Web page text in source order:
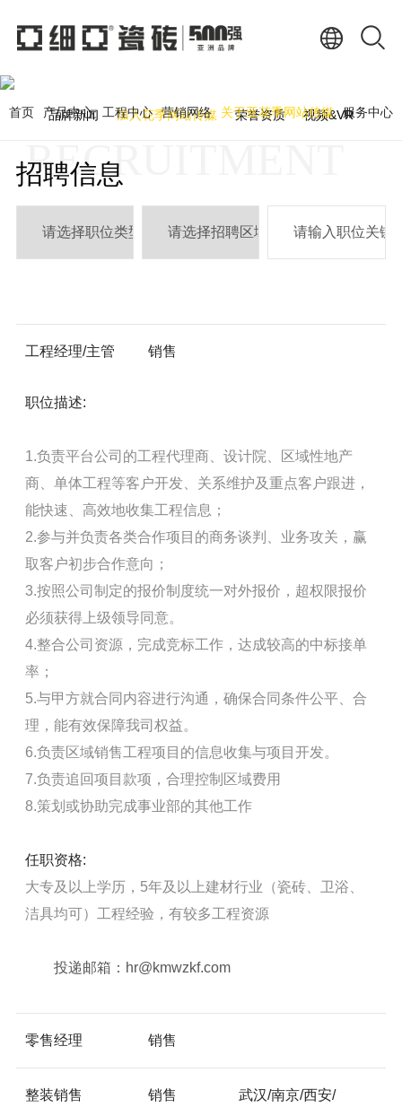
首页 产品中心 工程中心 营销网络 关于亚花季网站传媒 服务中心
JOIN US
品牌新闻 加入花季网站传媒 荣誉资质 视频&VR
招聘信息
RECRUITMENT
工程经理/主管 销售
职位描述:
1.负责平台公司的工程代理商、设计院、区域性地产
商、单体工程等客户开发、关系维护及重点客户跟进，
能快速、高效地收集工程信息；
2.参与并负责各类合作项目的商务谈判、业务攻关，赢
取客户初步合作意向；
3.按照公司制定的报价制度统一对外报价，超权限报价
必须获得上级领导同意。
4.整合公司资源，完成竞标工作，达成较高的中标接单
率；
5.与甲方就合同内容进行沟通，确保合同条件公平、合
理，能有效保障我司权益。
6.负责区域销售工程项目的信息收集与项目开发。
7.负责追回项目款项，合理控制区域费用
8.策划或协助完成事业部的其他工作
任职资格:
大专及以上学历，5年及以上建材行业（瓷砖、卫浴、
洁具均可）工程经验，有较多工程资源
投递邮箱：hr@kmwzkf.com
零售经理 销售
整装销售 销售 武汉/南京/西安/